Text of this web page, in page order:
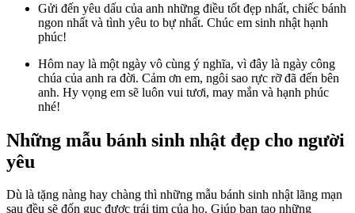
Gửi đến yêu dấu của anh những điều tốt đẹp nhất, chiếc bánh
ngon nhất và tình yêu to bự nhất. Chúc em sinh nhật hạnh
phúc!
Hôm nay là một ngày vô cùng ý nghĩa, vì đây là ngày công
chúa của anh ra đời. Cảm ơn em, ngôi sao rực rỡ đã đến bên
anh. Hy vọng em sẽ luôn vui tươi, may mắn và hạnh phúc
nhé!
Những mẫu bánh sinh nhật đẹp cho người
yêu
Dù là tặng nàng hay chàng thì những mẫu bánh sinh nhật lãng mạn
sau đều sẽ đốn gục được trái tim của họ. Giúp bạn tạo những